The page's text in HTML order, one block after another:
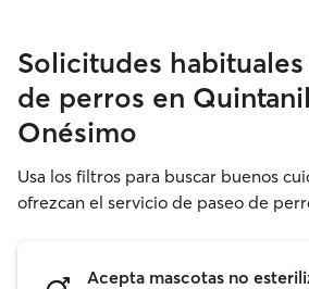
Solicitudes
de perros en
Onésimo
Usa los filtros para buscar buenos
ofrezcan el servicio de paseo de
Acepta mascotas no